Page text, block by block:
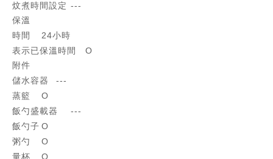
炆煮時間設定 ---
保溫
時間
24小時
表示已保溫時間
O
附件
儲水容器
---
蒸籃
O
飯勺盛載器
---
飯勺子 O
粥勺
O
量杯
O